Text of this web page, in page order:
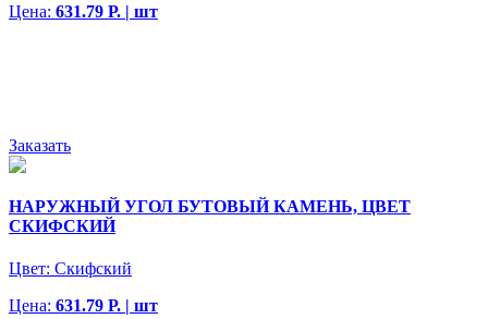
Цена: 631.79 Р. | шт
Заказать
НАРУЖНЫЙ УГОЛ БУТОВЫЙ КАМЕНЬ, ЦВЕТ
СКИФСКИЙ
Цвет: Скифский
Цена: 631.79 Р. | шт